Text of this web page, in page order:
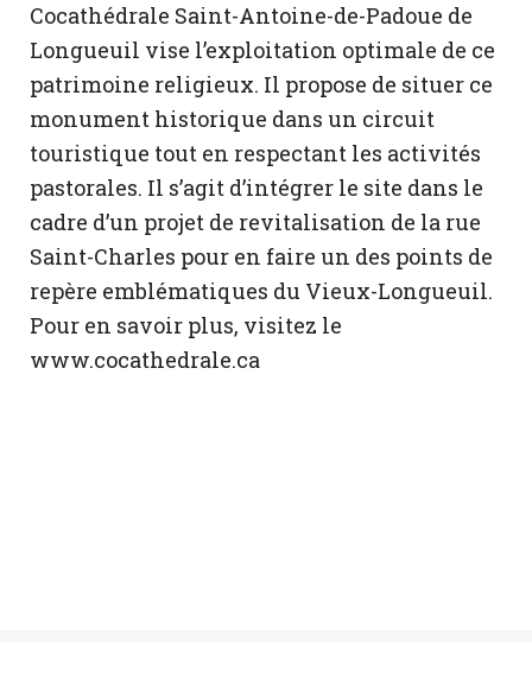
Cocathédrale Saint-Antoine-de-Padoue de
Longueuil vise l’exploitation optimale de ce
patrimoine religieux. Il propose de situer ce
monument historique dans un circuit
touristique tout en respectant les activités
pastorales. Il s’agit d’intégrer le site dans le
cadre d’un projet de revitalisation de la rue
Saint-Charles pour en faire un des points de
repère emblématiques du Vieux-Longueuil.
Pour en savoir plus, visitez le
www.cocathedrale.ca